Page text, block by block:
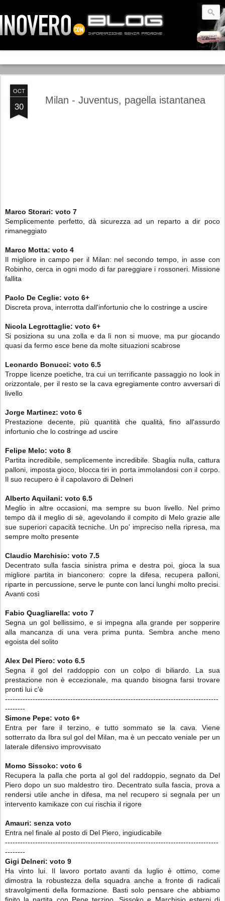
OCT
30 Milan - Juventus, pagella istantanea
Marco Storari: voto 7
Semplicemente perfetto, dà sicurezza ad un reparto a dir poco
rimaneggiato
Marco Motta: voto 4
Il migliore in campo per il Milan: nel secondo tempo, in asse con
Robinho, cerca in ogni modo di far pareggiare i rossoneri. Missione
fallita
Paolo De Ceglie: voto 6+
Discreta prova, interrotta dall'infortunio che lo costringe a uscire
Nicola Legrottaglie: voto 6+
Si posiziona su una zolla e da lì non si muove, ma pur giocando
quasi da fermo esce bene da molte situazioni scabrose
Leonardo Bonucci: voto 6.5
Troppe licenze poetiche, tra cui un terrificante passaggio no look in
orizzontale, per il resto se la cava egregiamente contro avversari di
livello
Jorge Martinez: voto 6
Prestazione decente, più quantità che qualità, fino all'assurdo
infortunio che lo costringe ad uscire
Felipe Melo: voto 8
Partita incredibile, semplicemente incredibile. Sbaglia nulla, cattura
palloni, imposta gioco, blocca tiri in porta immolandosi con il corpo.
Il suo recupero è il capolavoro di Delneri
Alberto Aquilani: voto 6.5
Meglio in altre occasioni, ma sempre su buon livello. Nel primo
tempo dà il meglio di sè, agevolando il compito di Melo grazie alle
sue superiori capacità tecniche. Un po' impreciso nella ripresa , ma
sempre molto presente
Claudio Marchisio: voto 7.5
Decentrato sulla fascia sinistra prima e destra poi, gioca la sua
migliore partita in bianconero: copre la difesa, recupera palloni,
riparte in percussione, serve le punte con lanci lunghi molto precisi.
Avanti così
Fabio Quagliarella: voto 7
Segna un gol bellissimo, e si impegna alla grande per sopperire
alla mancanza di una vera prima punta. Sembra anche meno
egoista del solito
Alex Del Piero: voto 6.5
Segna il gol del raddoppio con un colpo di biliardo. La sua
prestazione non è eccezionale, ma quando bisogna farsi trovare
pronti lui c'è
-------------------------------------------------------------------------------------
--------
Simone Pepe: voto 6+
Entra per fare il terzino, e tutto sommato se la cava. Viene
sotterrato da Ibra sul gol del Milan, ma è un peccato veniale per un
laterale difensivo improvvisato
Momo Sissoko: voto 6
Recupera la palla che porta al gol del raddoppio, segnato da Del
Piero dopo un suo maldestro tiro. Decentrato sulla fascia, prova a
rendersi utile anche in difesa, ma nel recupero si segnala per un
intervento kamikaze con cui rischia il rigore
Amauri: senza voto
Entra nel finale al posto di Del Piero, ingiudicabile
-------------------------------------------------------------------------------------
--------
Gigi Delneri: voto 9
Ha vinto lui. Il lavoro portato avanti da luglio è ottimo, come
dimostra la robustezza della squadra anche a fronte di radicali
stravolgimenti della formazione. Basti solo pensare che abbiamo